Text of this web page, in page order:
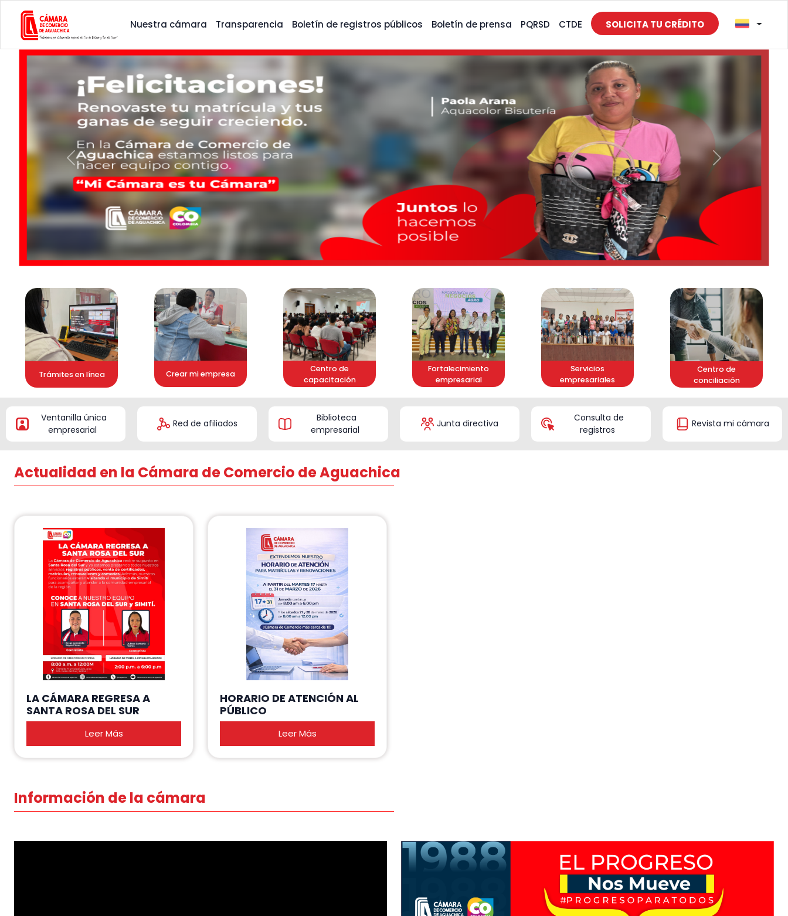
Nuestra cámara Transparencia Boletín de registros públicos Boletín de prensa PQRSD CTDE SOLICITA TU CRÉDITO
Anterior Siguiente
Trámites en línea Crear mi empresa
Centro de
capacitación
Fortalecimiento
empresarial
Servicios
empresariales
Centro de
conciliación
Ventanilla única
empresarial
Red de afiliados
Biblioteca
empresarial
Junta directiva
Consulta de
registros
Revista mi cámara
Actualidad en la Cámara de Comercio de Aguachica
LA CÁMARA REGRESA A
SANTA ROSA DEL SUR
Leer Más
HORARIO DE ATENCIÓN AL
PÚBLICO
Leer Más
Información de la cámara